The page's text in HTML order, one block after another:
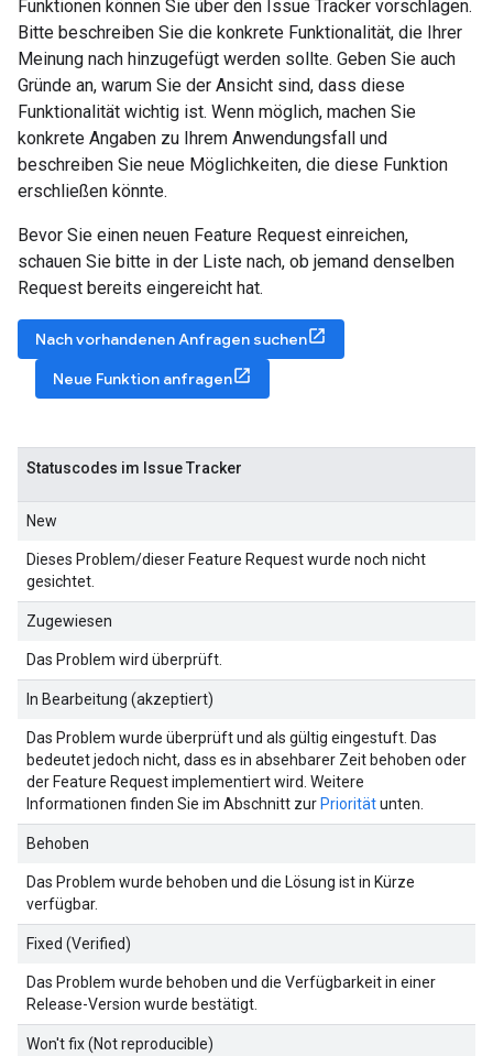
Funktionen können Sie über den Issue Tracker vorschlagen.
Bitte beschreiben Sie die konkrete Funktionalität, die Ihrer
Meinung nach hinzugefügt werden sollte. Geben Sie auch
Gründe an, warum Sie der Ansicht sind, dass diese
Funktionalität wichtig ist. Wenn möglich, machen Sie
konkrete Angaben zu Ihrem Anwendungsfall und
beschreiben Sie neue Möglichkeiten, die diese Funktion
erschließen könnte.
Bevor Sie einen neuen Feature Request einreichen,
schauen Sie bitte in der Liste nach, ob jemand denselben
Request bereits eingereicht hat.
Nach vorhandenen Anfragen suchen
Neue Funktion anfragen
Statuscodes im Issue Tracker
New
Dieses Problem/dieser Feature Request wurde noch nicht
gesichtet.
Zugewiesen
Das Problem wird überprüft.
In Bearbeitung (akzeptiert)
Das Problem wurde überprüft und als gültig eingestuft. Das
bedeutet jedoch nicht, dass es in absehbarer Zeit behoben oder
der Feature Request implementiert wird. Weitere
Informationen finden Sie im Abschnitt zur Prioritätunten.
Behoben
Das Problem wurde behoben und die Lösung ist in Kürze
verfügbar.
Fixed (Verified)
Das Problem wurde behoben und die Verfügbarkeit in einer
Release-Version wurde bestätigt.
Won't fix (Not reproducible)